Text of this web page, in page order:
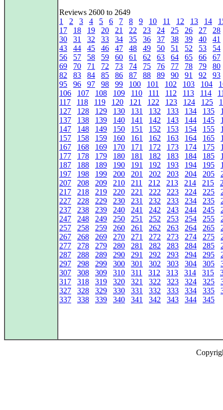
Reviews 2600 to 2649
1
2 3 4 5 6 7 8 9 10 11 12 13 14
17
18 19 20 21 22 23 24 25 26 27
28
30
31 32 33 34 35 36 37 38 39 40
41
43
44 45 46 47 48 49 50 51 52 53
54
56
57 58 59 60 61 62 63 64 65 66
67
69
70 71 72 73 74 75 76 77 78 79
80
82
83 84 85 86 87 88 89 90 91 92
93
95
96 97 98 99 100 101 102 103 104
106
107 108 109 110 111 112 113 114
117
118 119 120 121 122 123 124 125
127
128 129 130 131 132 133 134 135
137
138 139 140 141 142 143 144 145
147
148 149 150 151 152 153 154 155
157
158 159 160 161 162 163 164 165
167
168 169 170 171 172 173 174 175
177
178 179 180 181 182 183 184 185
187
188 189 190 191 192 193 194 195
197
198 199 200 201 202 203 204 205
207
208 209 210 211 212 213 214 215
217
218 219 220 221 222 223 224 225
227
228 229 230 231 232 233 234 235
237
238 239 240 241 242 243 244 245
247
248 249 250 251 252 253 254 255
257
258 259 260 261 262 263 264 265
267
268 269 270 271 272 273 274 275
277
278 279 280 281 282 283 284 285
287
288 289 290 291 292 293 294 295
297
298 299 300 301 302 303 304 305
307
308 309 310 311 312 313 314 315
317
318 319 320 321 322 323 324 325
327
328 329 330 331 332 333 334 335
337
338 339 340 341 342 343 344 345